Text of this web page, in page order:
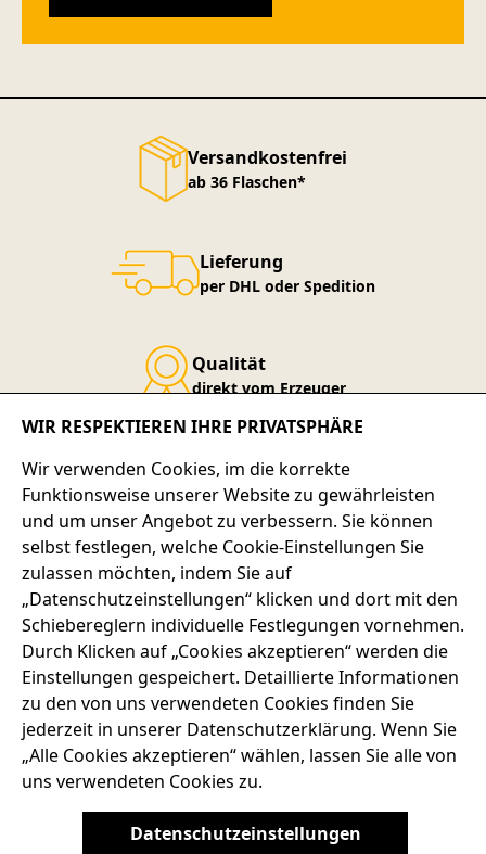
Versandkostenfrei
ab 36 Flaschen*
Lieferung
per DHL oder Spedition
Qualität
direkt vom Erzeuger
Service-Telefon
+49 7667 900-124
SERVICE-HOTLINE
ADRESSE
RECHTLICHES
SERVICES
IMPRESSUM
WIDERRUFSRECHT
WIR RESPEKTIEREN IHRE PRIVATSPHÄRE
Wir verwenden Cookies, im die korrekte
Funktionsweise unserer Website zu gewährleisten
und um unser Angebot zu verbessern. Sie können
selbst festlegen, welche Cookie-Einstellungen Sie
zulassen möchten, indem Sie auf
„Datenschutzeinstellungen“ klicken und dort mit den
Schiebereglern individuelle Festlegungen vornehmen.
Durch Klicken auf „Cookies akzeptieren“ werden die
Einstellungen gespeichert. Detaillierte Informationen
zu den von uns verwendeten Cookies finden Sie
jederzeit in unserer Datenschutzerklärung. Wenn Sie
„Alle Cookies akzeptieren“ wählen, lassen Sie alle von
uns verwendeten Cookies zu.
Datenschutzeinstellungen